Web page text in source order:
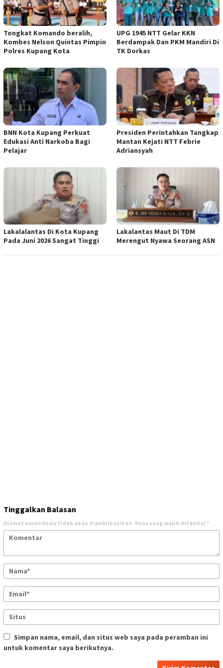
Tongkat Komando beralih,
Kombes Nelson Quintas Pimpin
Polres Kupang Kota
UPG 1945 NTT Gelar KKN
Berdampak Dan PKM Mandiri Di
TK Dorkas
BNN Kota Kupang Perkuat
Edukasi Anti Narkoba Bagi
Pelajar
Presiden Perintahkan Tangkap
Mantan Kejati NTT Febrie
Adriansyah
Lakalalantas Di Kota Kupang
Pada Juni 2026 Sangat Tinggi
Lakalantas Maut Di TDM
Merengut Nyawa Seorang ASN
Tinggalkan Balasan
Alamat email Anda tidak akan dipublikasikan. Ruas yang wajib ditandai *
Simpan nama, email, dan situs web saya pada peramban ini
untuk komentar saya berikutnya.